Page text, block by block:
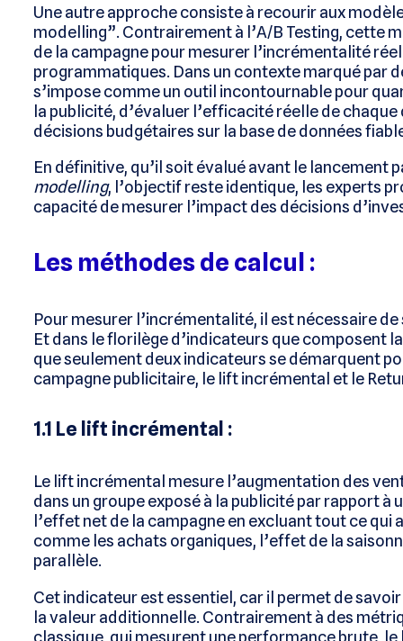
Une autre approche consiste à recourir aux
modelling”. Contrairement à l’A/B Testing, cette
de la campagne pour mesurer l’incrémentalité
programmatiques. Dans un contexte marqué par
s’impose comme un outil incontournable pour
la publicité, d’évaluer l’efficacité réelle de
décisions budgétaires sur la base de données
En définitive, qu’il soit évalué avant le lancement
modelling, l’objectif reste identique, les experts
capacité de mesurer l’impact des décisions
Les méthodes de calcul :
Pour mesurer l’incrémentalité, il est nécessaire
Et dans le florilège d’indicateurs que composent
que seulement deux indicateurs se démarquent
campagne publicitaire, le lift incrémental et le
1.1 Le lift incrémental :
Le lift incrémental mesure l’augmentation des
dans un groupe exposé à la publicité par rapport à
l’effet net de la campagne en excluant tout ce qui
comme les achats organiques, l’effet de la
parallèle.
Cet indicateur est essentiel, car il permet de
la valeur additionnelle. Contrairement à des
classique, qui mesurent une performance brute,